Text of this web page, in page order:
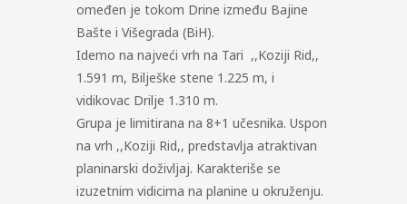
omeđen je tokom Drine između Bajine
Bašte i Višegrada (BiH).
Idemo na najveći vrh na Tari ,,Koziji Rid,,
1.591 m, Bilješke stene 1.225 m, i
vidikovac Drilje 1.310 m.
Grupa je limitirana na 8+1 učesnika. Uspon
na vrh ,,Koziji Rid,, predstavlja atraktivan
planinarski doživljaj. Karakteriše se
izuzetnim vidicima na planine u okruženju.